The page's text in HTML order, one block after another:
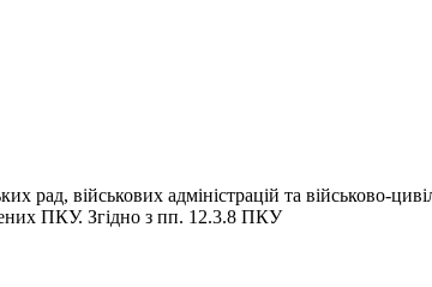
військових адміністрацій та військово-
ПКУ. Згідно з пп. 12.3.8 ПКУ